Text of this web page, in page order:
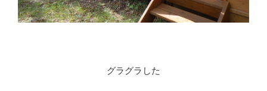
グラグラした